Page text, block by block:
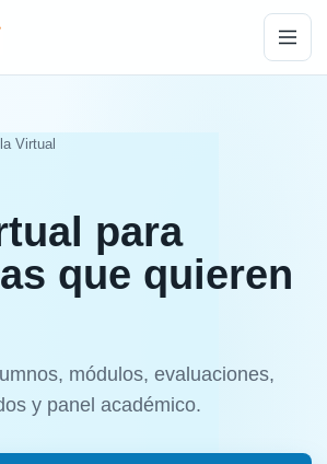
Virtual
para
que quieren
módulos, evaluaciones,
y panel académico.